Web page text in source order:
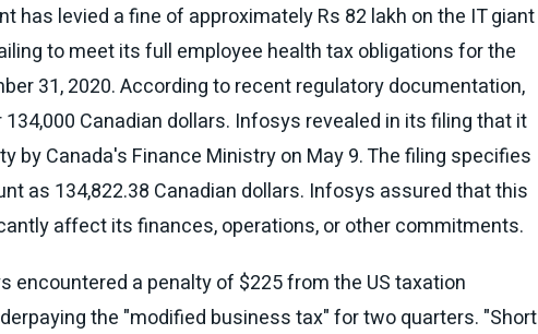
has levied a fine of approximately Rs 82 lakh on the IT giant
to meet its full employee health tax obligations for the
31, 2020. According to recent regulatory documentation,
Canadian dollars. Infosys revealed in its filing that it
by Canada's Finance Ministry on May 9. The filing specifies
as 134,822.38 Canadian dollars. Infosys assured that this
affect its finances, operations, or other commitments.
encountered a penalty of $225 from the US taxation
the "modified business tax" for two quarters. "Short